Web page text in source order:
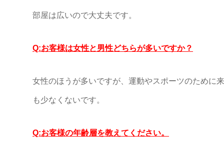
部屋は広いので大丈夫です。
Q:お客様は女性と男性どちらが多いですか？
女性のほうが多いですが、運動やスポーツのために
も少なくないです。
Q:お客様の年齢層を教えてください。